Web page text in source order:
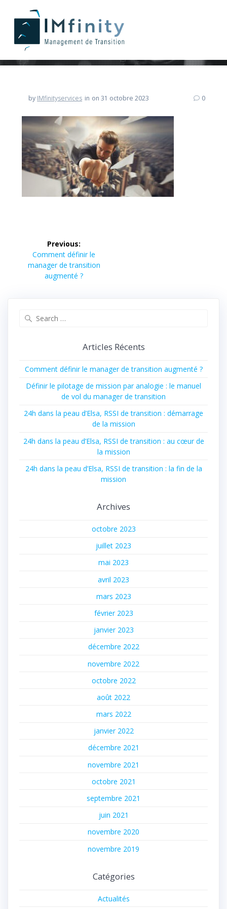
by IMfinityservices in on 31 octobre 2023 0
Previous:
Comment définir le
manager de transition
augmenté ?
Articles Récents
Comment définir le manager de transition augmenté ?
Définir le pilotage de mission par analogie : le manuel
de vol du manager de transition
24h dans la peau d’Elsa, RSSI de transition : démarrage
de la mission
24h dans la peau d’Elsa, RSSI de transition : au cœur de
la mission
24h dans la peau d’Elsa, RSSI de transition : la fin de la
mission
Archives
octobre 2023
juillet 2023
mai 2023
avril 2023
mars 2023
février 2023
janvier 2023
décembre 2022
novembre 2022
octobre 2022
août 2022
mars 2022
janvier 2022
décembre 2021
novembre 2021
octobre 2021
septembre 2021
juin 2021
novembre 2020
novembre 2019
Catégories
Actualités